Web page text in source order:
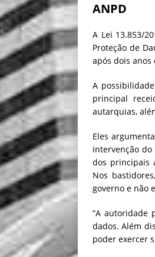
ANPD
A Lei 13.853/
Proteção de
após dois anos
A
principal
autarquias,
Eles
intervenção
dos principais
Nos
governo e não
“A autoridade
dados. Além
poder exercer